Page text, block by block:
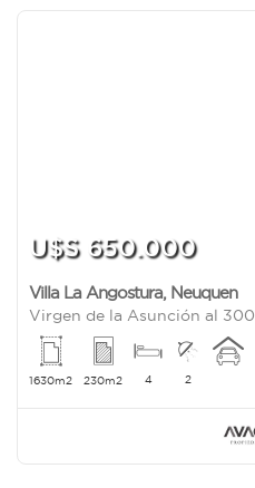
U$S 650.000
Villa La Angostura, Neuquen
Virgen de la Asunción al 300
1630m2 230m2 4 2